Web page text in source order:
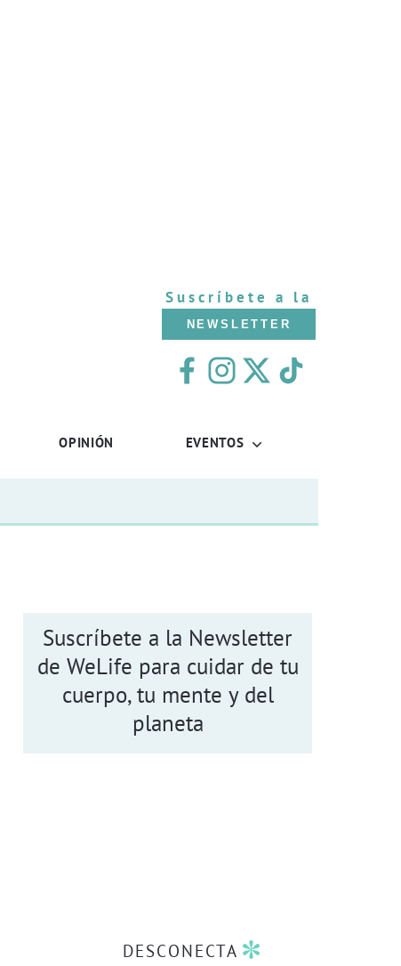
Suscríbete a la
NEWSLETTER
OPINIÓN EVENTOS
Suscríbete a la Newsletter
de WeLife para cuidar de tu
cuerpo, tu mente y del
planeta
DESCONECTA